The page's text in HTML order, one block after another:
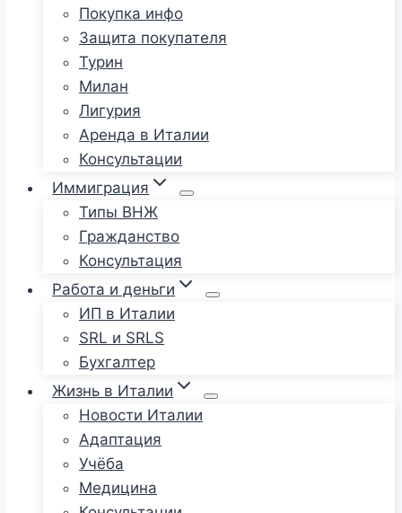
Покупка инфо
Защита покупателя
Турин
Милан
Лигурия
Аренда в Италии
Консультации
Иммиграция
Типы ВНЖ
Гражданство
Консультация
Работа и деньги
ИП в Италии
SRL и SRLS
Бухгалтер
Жизнь в Италии
Новости Италии
Адаптация
Учёба
Медицина